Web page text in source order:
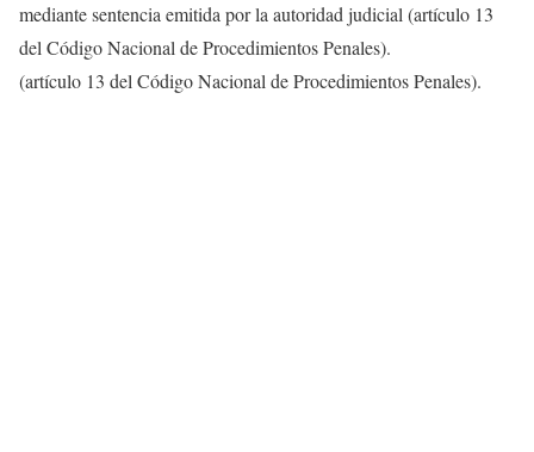
mediante sentencia emitida por la autoridad judicial (artículo 13
del Código Nacional de Procedimientos Penales).
(artículo 13 del Código Nacional de Procedimientos Penales).